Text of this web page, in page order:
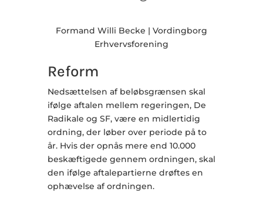
Formand Willi Becke | Vordingborg
Erhvervsforening
Reform
Nedsættelsen af beløbsgrænsen skal
ifølge aftalen mellem regeringen, De
Radikale og SF, være en midlertidig
ordning, der løber over periode på to
år. Hvis der opnås mere end 10.000
beskæftigede gennem ordningen, skal
den ifølge aftalepartierne drøftes en
ophævelse af ordningen.